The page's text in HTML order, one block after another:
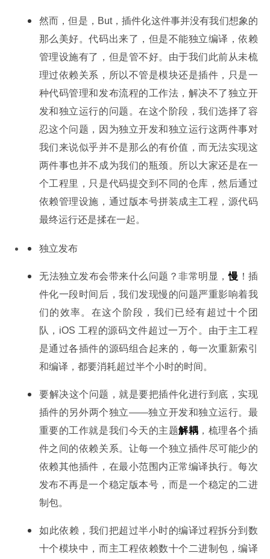
然而，但是，But，插件化这件事并没有我们想象的
那么美好。代码出来了，但是不能独立编译，依赖
管理设施有了，但是管不好。由于我们此前从未梳
理过依赖关系，所以不管是模块还是插件，只是一
种代码管理和发布流程的工作法，解决不了独立开
发和独立运行的问题。在这个阶段，我们选择了容
忍这个问题，因为独立开发和独立运行这两件事对
我们来说似乎并不是那么的有价值，而无法实现这
两件事也并不成为我们的瓶颈。所以大家还是在一
个工程里，只是代码提交到不同的仓库，然后通过
依赖管理设施，通过版本号拼装成主工程，源代码
最终运行还是揉在一起。
独立发布
无法独立发布会带来什么问题？非常明显，慢 ！插
件化一段时间后，我们发现慢的问题严重影响着我
们的效率。在这个阶段，我们已经有超过十个团
队，iOS 工程的源码文件超过一万个。由于主工程
是通过各插件的源码组合起来的，每一次重新索引
和编译，都要消耗超过半个小时的时间。
要解决这个问题，就是要把插件化进行到底，实现
插件的另外两个独立——独立开发和独立运行。最
重要的工作就是我们今天的主题解耦 ，梳理各个插
件之间的依赖关系。让每一个独立插件尽可能少的
依赖其他插件，在最小范围内正常编译执行。每次
发布不再是一个稳定版本号，而是一个稳定的二进
制包。
如此依赖，我们把超过半小时的编译过程拆分到数
十个模块中，而主工程依赖数十个二进制包，编译